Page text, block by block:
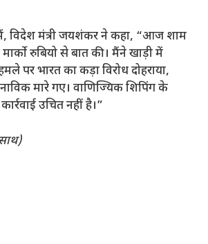
विदेश मंत्री जयशंकर ने कहा, “आज शाम
रुबियो से बात की। मैंने खाड़ी में
पर भारत का कड़ा विरोध दोहराया,
मारे गए। वाणिज्यिक शिपिंग के
उचित नहीं है।”